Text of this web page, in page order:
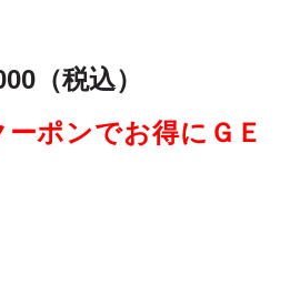
（税込）
ーポンでお得にＧＥ